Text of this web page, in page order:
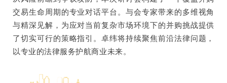
交易生命周期的专业对话平台。与会专家带来的多维视角
与精深见解，为应对当前复杂市场环境下的并购挑战提供
了切实可行的策略指引。卓纬将持续聚焦前沿法律问题，
以专业的法律服务护航商业未来。